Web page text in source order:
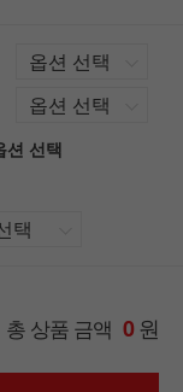
션 선택
총 상품 금액 0원